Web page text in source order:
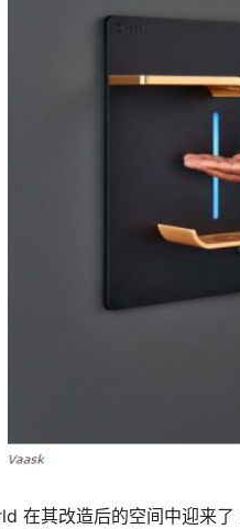
在其改造后的空间中迎来